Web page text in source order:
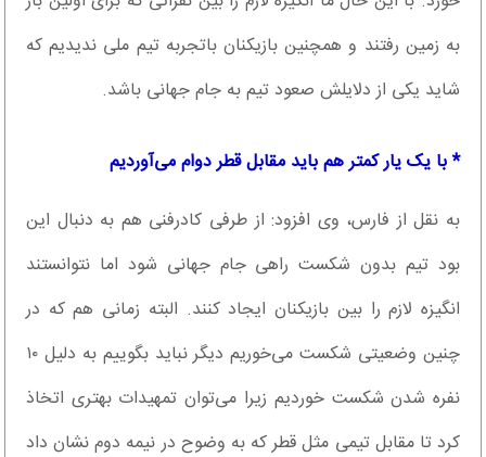
به زمین رفتند و همچنین بازیکنان باتجربه تیم ملی ندیدیم که
شاید یکی از دلایلش صعود تیم به جام جهانی باشد.
* با یک یار کمتر هم باید مقابل قطر دوام می‌آوردیم
به نقل از فارس، وی افزود: از طرفی کادرفنی هم به دنبال این
بود تیم بدون شکست راهی جام جهانی شود اما نتوانستند
انگیزه لازم را بین بازیکنان ایجاد کنند. البته زمانی هم که در
چنین وضعیتی شکست می‌خوریم دیگر نباید بگوییم به دلیل ۱۰
نفره شدن شکست خوردیم زیرا می‌توان تمهیدات بهتری اتخاذ
کرد تا مقابل تیمی مثل قطر که به وضوح در نیمه دوم نشان داد